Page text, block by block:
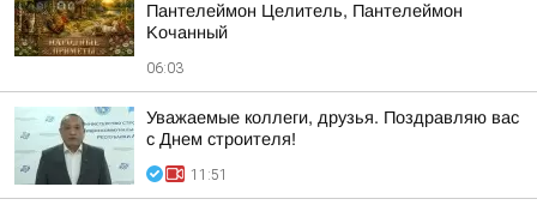
Пaнтeлeймoн Цeлитeль, Пaнтeлeймoн
Koчaнный
06:03
Уважаемые коллеги, друзья. Поздравляю вас
с Днем строителя!
11:51